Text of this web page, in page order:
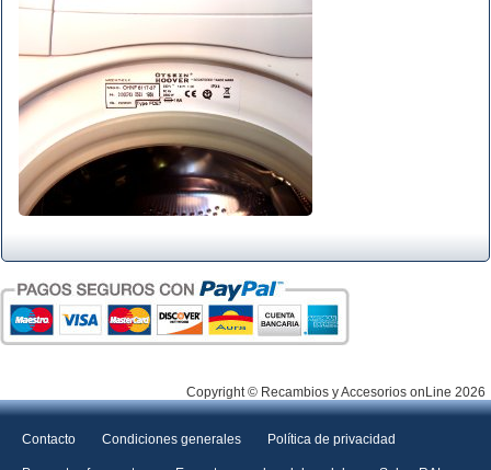
Copyright © Recambios y Accesorios onLine 2026
Contacto Condiciones generales Política de privacidad